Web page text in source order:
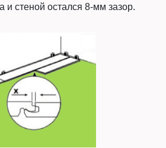
и стеной остался 8-мм зазор.